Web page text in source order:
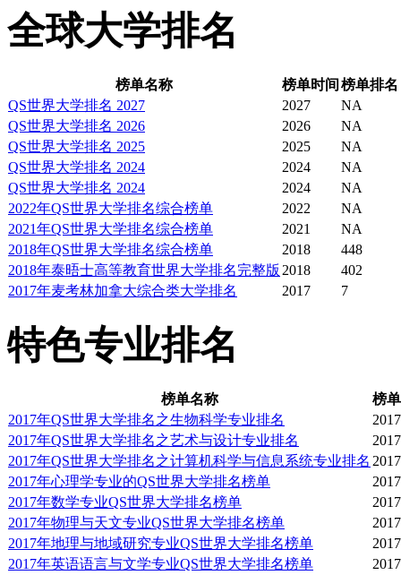
程和进阶法学教育课程
友，在加拿大的法学界
拿大最高法院大法官、
成员等都毕业于Ogoode
法学院
学生生活
大量住宿生使得学校社
学校有90多个俱乐部和
数中占相当大的比例
2004年大约为5.2%。
学指导课程，以便更好
全球大学排名
榜单名称 榜单时间 榜单排名
QS世界大学排名 2027
2027
NA
QS世界大学排名 2026
2026
NA
QS世界大学排名 2025
2025
NA
QS世界大学排名 2024
2024
NA
QS世界大学排名 2024
2024
NA
2022年QS世界大学排名综合榜单
2022
NA
2021年QS世界大学排名综合榜单
2021
NA
2018年QS世界大学排名综合榜单
2018
448
2018年泰晤士高等教育世界大学排名完整版 2018
402
2017年麦考林加拿大综合类大学排名
2017 7
特色专业排名
榜单名称
榜
2017年QS世界大学排名之生物科学专业排名
2017
2017年QS世界大学排名之艺术与设计专业排名
2017
2017年QS世界大学排名之计算机科学与信息系统专业排名 2017
2017年心理学专业的QS世界大学排名榜单
2017
2017年数学专业QS世界大学排名榜单
2017
2017年物理与天文专业QS世界大学排名榜单
2017
2017年地理与地域研究专业QS世界大学排名榜单
2017
2017年英语语言与文学专业QS世界大学排名榜单
2017